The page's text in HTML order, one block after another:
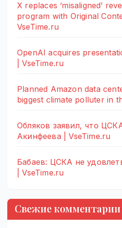
X replaces ‘misaligned’
program with Original
VseTime.ru
OpenAI acquires
| VseTime.ru
Planned Amazon data
biggest climate polluter in
Обляков заявил, что
Акинфеева | VseTime.ru
Бабаев: ЦСКА не
| VseTime.ru
Свежие комментарии